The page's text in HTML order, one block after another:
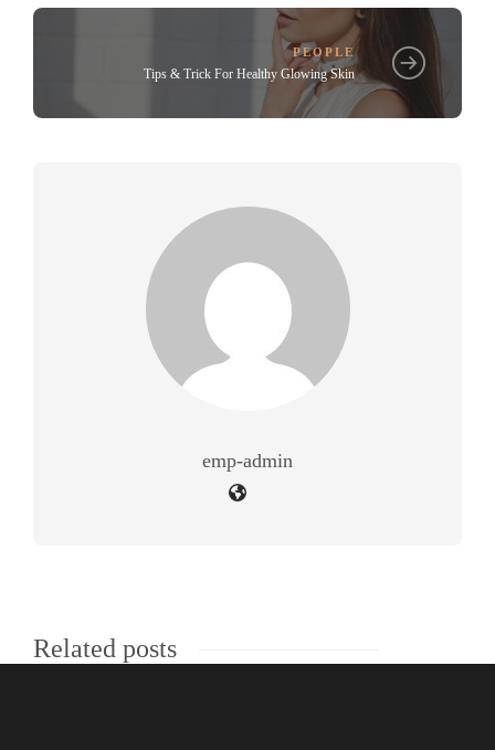
PEOPLE
Tips & Trick For Healthy Glowing Skin
emp-admin
Related posts